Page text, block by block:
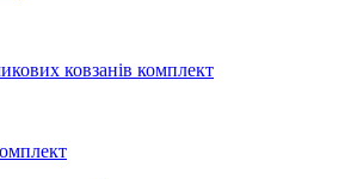
ковзанів комплект